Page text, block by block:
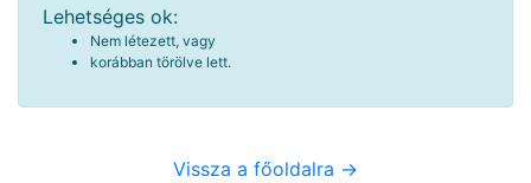
Lehetséges ok:
Nem létezett, vagy
korábban törölve lett.
Vissza a főoldalra ->